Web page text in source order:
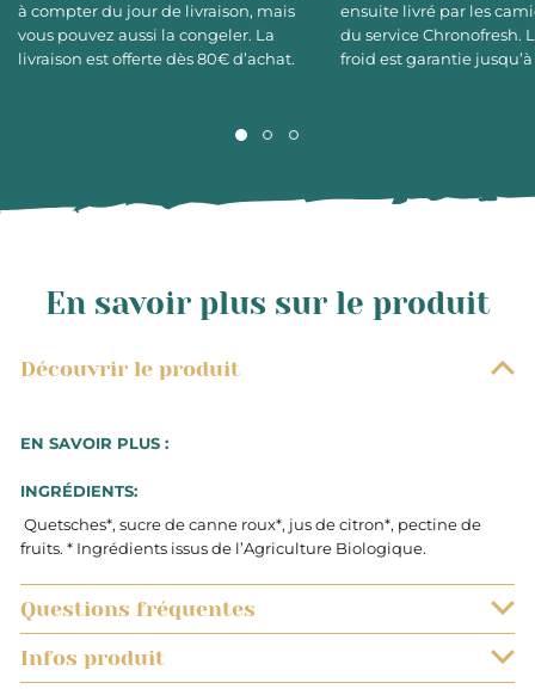
à compter du jour de livraison, mais
vous pouvez aussi la congeler. La
livraison est offerte dès 80€ d’achat.
ensuite livré par les
du service Chronofresh.
froid est garantie
En savoir plus sur le produit
Découvrir le produit
EN SAVOIR PLUS :
INGRÉDIENTS:
Quetsches*, sucre de canne roux*, jus de citron*, pectine de
fruits. * Ingrédients issus de l’Agriculture Biologique.
Questions fréquentes
QUELS SONT LES DÉLAIS DE LIVRAISON ?
Infos produit